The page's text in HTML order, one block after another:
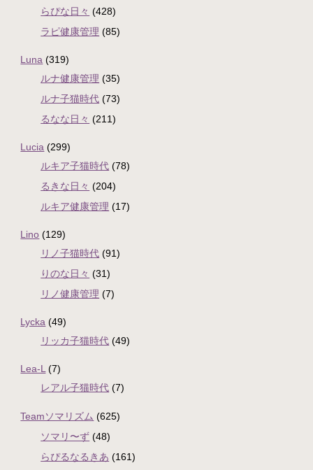
らぴな日々 (428)
ラピ健康管理 (85)
Luna (319)
ルナ健康管理 (35)
ルナ子猫時代 (73)
るなな日々 (211)
Lucia (299)
ルキア子猫時代 (78)
るきな日々 (204)
ルキア健康管理 (17)
Lino (129)
リノ子猫時代 (91)
りのな日々 (31)
リノ健康管理 (7)
Lycka (49)
リッカ子猫時代 (49)
Lea-L (7)
レアル子猫時代 (7)
Teamソマリズム (625)
ソマリ〜ず (48)
らぴるなるきあ (161)